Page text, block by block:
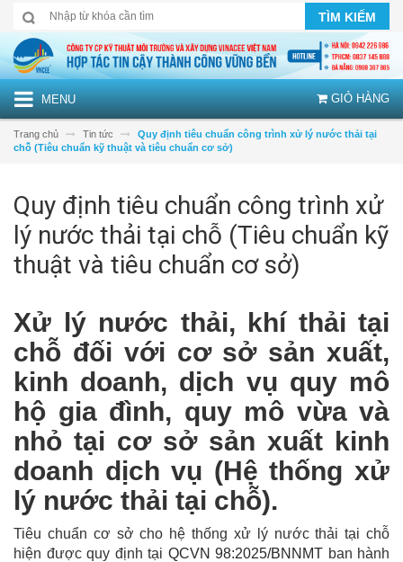
TÌM KIẾM
MENU GIỎ HÀNG
Trang chủ Tin tức
Quy định tiêu chuẩn công trình xử lý nước thải tại
chỗ (Tiêu chuẩn kỹ thuật và tiêu chuẩn cơ sở)
Quy định tiêu chuẩn công trình xử
lý nước thải tại chỗ (Tiêu chuẩn kỹ
thuật và tiêu chuẩn cơ sở)
Xử lý nước thải, khí thải tại
chỗ đối với cơ sở sản xuất,
kinh doanh, dịch vụ quy mô
hộ gia đình, quy mô vừa và
nhỏ tại cơ sở sản xuất kinh
doanh dịch vụ (Hệ thống xử
lý nước thải tại chỗ).
Tiêu chuẩn cơ sở cho hệ thống xử lý nước thải tại chỗ
hiện được quy định tại QCVN 98:2025/BNNMT ban hành